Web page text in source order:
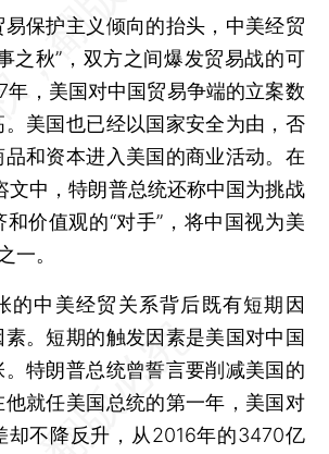
护主义倾向的抬头，中美经贸
之秋”，双方之间爆发贸易战的可
年，美国对中国贸易争端的立案数
美国也已经以国家安全为由，否
和资本进入美国的商业活动。在
文中，特朗普总统还称中国为挑战
价值观的“对手”，将中国视为美
一。
中美经贸关系背后既有短期因
。短期的触发因素是美国对中国
特朗普总统曾誓言要削减美国的
就任美国总统的第一年，美国对
却不降反升，从2016年的3470亿